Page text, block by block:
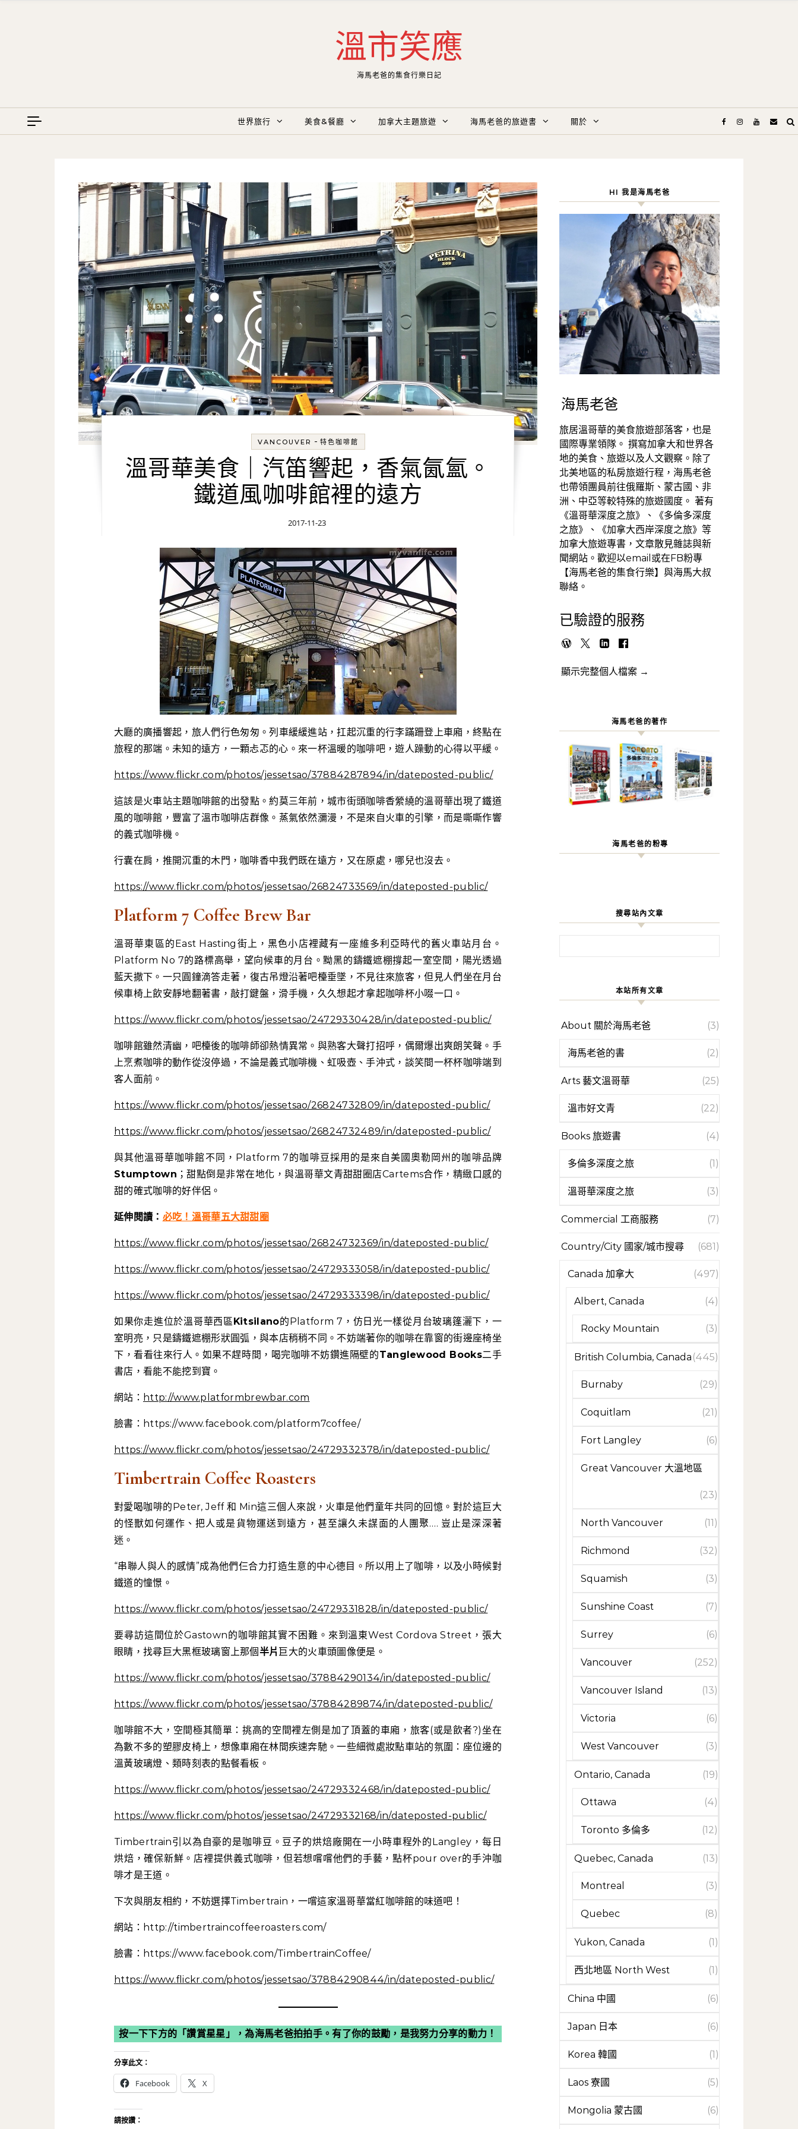
溫市笑應
海馬老爸的集食行樂日記
世界旅行 美食&餐廳 加拿大主題旅遊 海馬老爸的旅遊書 關於
VANCOUVER - 特色咖啡館
溫哥華美食｜汽笛響起，香氣氤氳。
鐵道風咖啡館裡的遠方
2017-11-23
大廳的廣播響起，旅人們行色匆匆。列車緩緩進站，扛起沉重的行李蹣跚登上車廂，終點在
旅程的那端。未知的遠方，一顆忐忑的心。來一杯溫暖的咖啡吧，遊人躁動的心得以平緩。
https://www.flickr.com/photos/jessetsao/37884287894/in/dateposted-public/
這該是火車站主題咖啡館的出發點。約莫三年前，城市街頭咖啡香縈繞的溫哥華出現了鐵道
風的咖啡館，豐富了溫市咖啡店群像。蒸氣依然瀰漫，不是來自火車的引擎，而是嘶嘶作響
的義式咖啡機。
行囊在肩，推開沉重的木門，咖啡香中我們既在遠方，又在原處，哪兒也沒去。
https://www.flickr.com/photos/jessetsao/26824733569/in/dateposted-public/
Platform 7 Coffee Brew Bar
溫哥華東區的East Hasting街上，黑色小店裡藏有一座維多利亞時代的舊火車站月台。
Platform No 7的路標高舉，望向候車的月台。黝黑的鑄鐵遮棚撐起一室空間，陽光透過
藍天撒下。一只圓鐘滴答走著，復古吊燈沿著吧檯垂墜，不見往來旅客，但見人們坐在月台
候車椅上飲安靜地翻著書，敲打鍵盤，滑手機，久久想起才拿起咖啡杯小啜一口。
https://www.flickr.com/photos/jessetsao/24729330428/in/dateposted-public/
咖啡館雖然清幽，吧檯後的咖啡師卻熱情異常。與熟客大聲打招呼，偶爾爆出爽朗笑聲。手
上烹煮咖啡的動作從沒停過，不論是義式咖啡機、虹吸壺、手沖式，談笑間一杯杯咖啡端到
客人面前。
https://www.flickr.com/photos/jessetsao/26824732809/in/dateposted-public/
https://www.flickr.com/photos/jessetsao/26824732489/in/dateposted-public/
與其他溫哥華咖啡館不同，Platform 7的咖啡豆採用的是來自美國奧勒岡州的咖啡品牌
Stumptown ；甜點倒是非常在地化，與溫哥華文青甜甜圈店Cartems合作，精緻口感的
甜的確式咖啡的好伴侶。
延伸閱讀： 必吃！溫哥華五大甜甜圈
https://www.flickr.com/photos/jessetsao/26824732369/in/dateposted-public/
https://www.flickr.com/photos/jessetsao/24729333058/in/dateposted-public/
https://www.flickr.com/photos/jessetsao/24729333398/in/dateposted-public/
如果你走進位於溫哥華西區Kitsilano的Platform 7，仿日光一樣從月台玻璃篷灑下，一
室明亮，只是鑄鐵遮棚形狀圓弧，與本店稍稍不同。不妨端著你的咖啡在靠窗的街邊座椅坐
下，看看往來行人。如果不趕時間，喝完咖啡不妨鑽進隔壁的Tanglewood Books二手
書店，看能不能挖到寶。
網站： http://www.platformbrewbar.com
臉書：https://www.facebook.com/platform7coffee/
https://www.flickr.com/photos/jessetsao/24729332378/in/dateposted-public/
Timbertrain Coffee Roasters
對愛喝咖啡的Peter, Jeff 和 Min這三個人來說，火車是他們童年共同的回憶。對於這巨大
的怪獸如何運作、把人或是貨物運送到遠方，甚至讓久未謀面的人團聚…. 豈止是深深著
迷。
“串聯人與人的感情”成為他們仨合力打造生意的中心德目。所以用上了咖啡，以及小時候對
鐵道的憧憬。
https://www.flickr.com/photos/jessetsao/24729331828/in/dateposted-public/
要尋訪這間位於Gastown的咖啡館其實不困難。來到溫東West Cordova Street，張大
眼睛，找尋巨大黑框玻璃窗上那個半片 巨大的火車頭圖像便是。
https://www.flickr.com/photos/jessetsao/37884290134/in/dateposted-public/
https://www.flickr.com/photos/jessetsao/37884289874/in/dateposted-public/
咖啡館不大，空間極其簡單：挑高的空間裡左側是加了頂蓋的車廂，旅客(或是飲者?)坐在
為數不多的塑膠皮椅上，想像車廂在林間疾速奔馳。一些細微處妝點車站的氛圍：座位邊的
溫黃玻璃燈、類時刻表的點餐看板。
https://www.flickr.com/photos/jessetsao/24729332468/in/dateposted-public/
https://www.flickr.com/photos/jessetsao/24729332168/in/dateposted-public/
Timbertrain引以為自豪的是咖啡豆。豆子的烘焙廠開在一小時車程外的Langley，每日
烘焙，確保新鮮。店裡提供義式咖啡，但若想嚐嚐他們的手藝，點杯pour over的手沖咖
啡才是王道。
下次與朋友相約，不妨選擇Timbertrain，一嚐這家溫哥華當紅咖啡館的味道吧！
網站：http://timbertraincoffeeroasters.com/
臉書：https://www.facebook.com/TimbertrainCoffee/
https://www.flickr.com/photos/jessetsao/37884290844/in/dateposted-public/
按一下下方的「讚賞星星」，為海馬老爸拍拍手。有了你的鼓勵，是我努力分享的動力！
分享此文：
Facebook X
請按讚：
HI 我是海馬老爸
海馬老爸
旅居溫哥華的美食旅遊部落客，也是
國際專業領隊。 撰寫加拿大和世界各
地的美食、旅遊以及人文觀察。除了
北美地區的私房旅遊行程，海馬老爸
也帶領團員前往俄羅斯、蒙古國、非
洲、中亞等較特殊的旅遊國度。 著有
《溫哥華深度之旅》、《多倫多深度
之旅》、《加拿大西岸深度之旅》等
加拿大旅遊專書，文章散見雜誌與新
聞網站。歡迎以email或在FB粉專
【海馬老爸的集食行樂】與海馬大叔
聯絡。
已驗證的服務
顯示完整個人檔案 →
海馬老爸的著作
海馬老爸的粉專
搜尋站內文章
本站所有文章
About 關於海馬老爸 (3)
海馬老爸的書 (2)
Arts 藝文溫哥華 (25)
溫市好文青 (22)
Books 旅遊書 (4)
多倫多深度之旅 (1)
溫哥華深度之旅 (3)
Commercial 工商服務 (7)
Country/City 國家/城市搜尋 (681)
Canada 加拿大 (497)
Albert, Canada (4)
Rocky Mountain (3)
British Columbia, Canada (445)
Burnaby (29)
Coquitlam (21)
Fort Langley (6)
Great Vancouver 大溫地區
(23)
North Vancouver (11)
Richmond (32)
Squamish (3)
Sunshine Coast (7)
Surrey (6)
Vancouver (252)
Vancouver Island (13)
Victoria (6)
West Vancouver (3)
Ontario, Canada (19)
Ottawa (4)
Toronto 多倫多 (12)
Quebec, Canada (13)
Montreal (3)
Quebec (8)
Yukon, Canada (1)
西北地區 North West (1)
China 中國 (6)
Japan 日本 (6)
Korea 韓國 (1)
Laos 寮國 (5)
Mongolia 蒙古國 (6)